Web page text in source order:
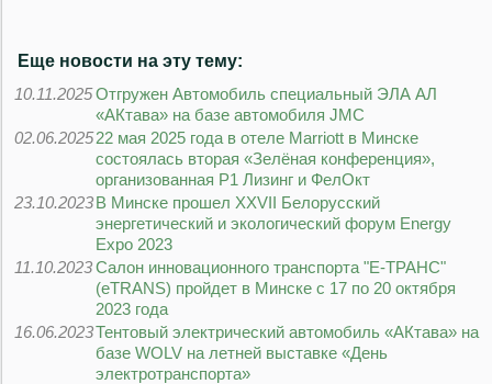
Еще новости на эту тему:
10.11.2025Отгружен Автомобиль специальный ЭЛА АЛ
«АКтава» на базе автомобиля JMC
02.06.202522 мая 2025 года в отеле Marriott в Минске
состоялась вторая «Зелёная конференция»,
организованная Р1 Лизинг и ФелОкт
23.10.2023В Минске прошел XXVII Белорусский
энергетический и экологический форум Energy
Expo 2023
11.10.2023Салон инновационного транспорта "Е-ТРАНС"
(eTRANS) пройдет в Минске с 17 по 20 октября
2023 года
16.06.2023Тентовый электрический автомобиль «АКтава» на
базе WOLV на летней выставке «День
электротранспорта»